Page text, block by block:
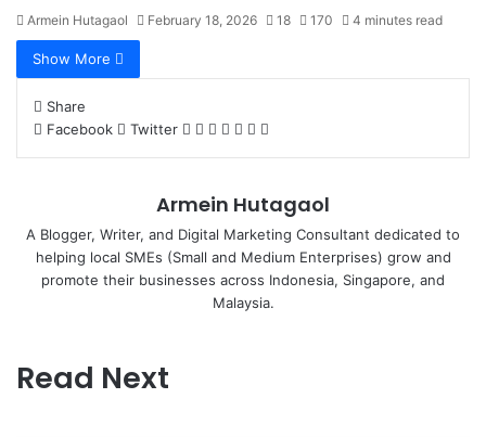
Armein Hutagaol February 18, 2026 18 170 4 minutes read
Show More
Share
Facebook
Twitter LinkedIn
Tumblr
Pinterest
Reddit
VKontakte
Share
Armein Hutagaol
A Blogger, Writer, and Digital Marketing Consultant dedicated to
helping local SMEs (Small and Medium Enterprises) grow and
promote their businesses across Indonesia, Singapore, and
Malaysia.
Read Next